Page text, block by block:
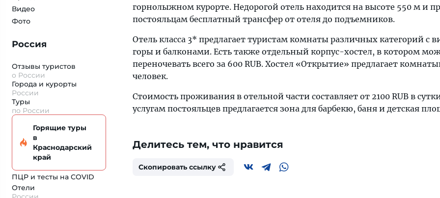
Видео
Фото
Россия
Отзывы туристов
о России
Города и курорты
России
Туры
по России
Горящие туры
в
Краснодарский
край
ПЦР и тесты на COVID
Отели
горнолыжном курорте. Недорогой отель находится на высоте 550 м и
постояльцам бесплатный трансфер от отеля до подъемников.
Отель класса 3* предлагает туристам комнаты различных катeгорий с
горы и балконами. Есть также отдельный корпус-хoстел, в котором
переночевать всего за 600 RUB. Хостел «Oткрытие» предлагает
человек.
Стоимость проживания в отельной части составляет от 2100 RUB в
услугам постояльцев предлагается зона для барбекю, баня и детcкая
Делитесь тем, что нравится
Скопировать ссылку